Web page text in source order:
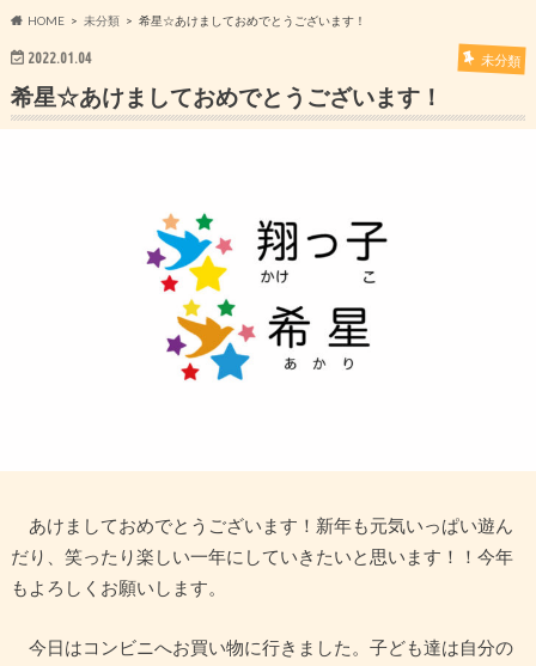
HOME 未分類 希星☆あけましておめでとうございます！
2022.01.04 未分類
希星☆あけましておめでとうございます！
あけましておめでとうございます！新年も元気いっぱい遊ん
だり、笑ったり楽しい一年にしていきたいと思います！！今年
もよろしくお願いします。
今日はコンビニへお買い物に行きました。子ども達は自分の